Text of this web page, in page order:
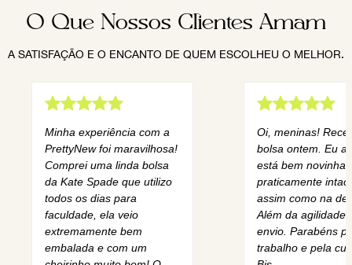
O Que Nossos Clientes Amam
A SATISFAÇÃO E O ENCANTO DE QUEM ESCOLHEU O MELHOR.
Minha experiência com a
PrettyNew foi maravilhosa!
Comprei uma linda bolsa
da Kate Spade que utilizo
todos os dias para
faculdade, ela veio
extremamente bem
embalada e com um
Oi, meninas!
bolsa ontem. Eu
está bem novinha,
praticamente
assim como na
Além da agilidade
envio. Parabéns
trabalho e pela